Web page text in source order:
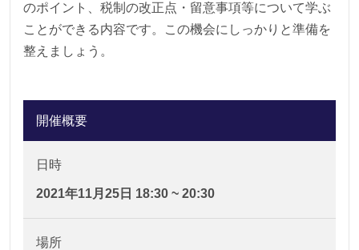
のポイント、税制の改正点・留意事項等について学ぶ
ことができる内容です。この機会にしっかりと準備を
整えましょう。
開催概要
日時
2021年11月25日 18:30 ~ 20:30
場所